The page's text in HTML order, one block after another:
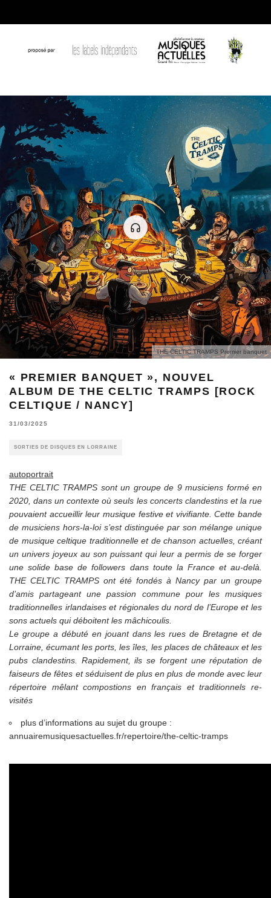
THE CELTIC TRAMPS Premier banquet
« PREMIER BANQUET », NOUVEL
ALBUM DE THE CELTIC TRAMPS [ROCK
CELTIQUE / NANCY]
31/03/2025
SORTIES DE DISQUES EN LORRAINE
autoportrait
THE CELTIC TRAMPS sont un groupe de 9 musiciens formé en
2020, dans un contexte où seuls les concerts clandestins et la rue
pouvaient accueillir leur musique festive et vivifiante. Cette bande
de musiciens hors-la-loi s’est distinguée par son mélange unique
de musique celtique traditionnelle et de chanson actuelles, créant
un univers joyeux au son puissant qui leur a permis de se forger
une solide base de followers dans toute la France et au-delà.
THE CELTIC TRAMPS ont été fondés à Nancy par un groupe
d’amis partageant une passion commune pour les musiques
traditionnelles irlandaises et régionales du nord de l’Europe et les
sons actuels qui déboitent les mâchicoulis.
Le groupe a débuté en jouant dans les rues de Bretagne et de
Lorraine, écumant les ports, les îles, les places de châteaux et les
pubs clandestins. Rapidement, ils se forgent une réputation de
faiseurs de fêtes et séduisent de plus en plus de monde avec leur
répertoire mêlant compostions en français et traditionnels re-
visités
plus d’informations au sujet du groupe :
annuairemusiquesactuelles.fr/repertoire/the-celtic-tramps